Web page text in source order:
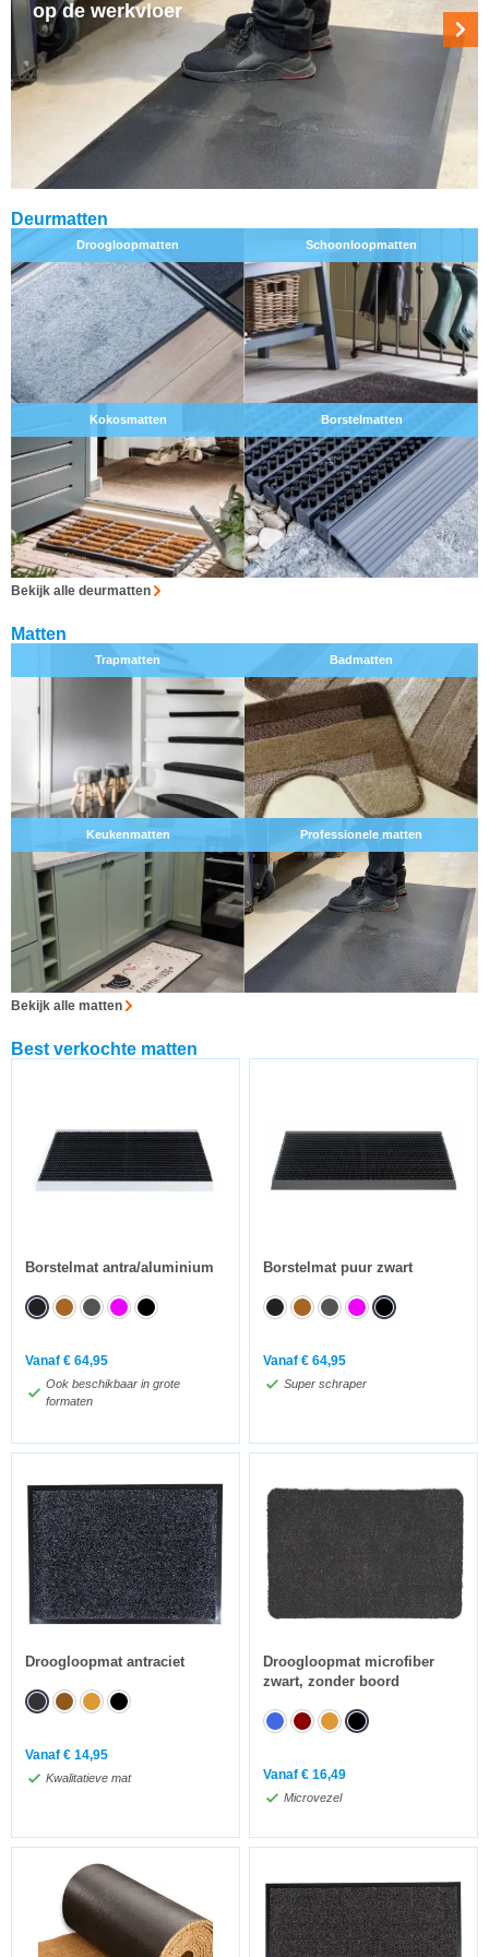
op de werkvloer
Deurmatten
Droogloopmatten Schoonloopmatten
Kokosmatten Borstelmatten
Bekijk alle deurmatten
Matten
Trapmatten Badmatten
Keukenmatten Professionele matten
Bekijk alle matten
Best verkochte matten
Borstelmat antra/aluminium
Vanaf € 64,95
Ook beschikbaar in grote
formaten
Borstelmat puur zwart
Vanaf € 64,95
Super schraper
Droogloopmat antraciet
Vanaf € 14,95
Kwalitatieve mat
Droogloopmat microfiber
zwart, zonder boord
Vanaf € 16,49
Microvezel